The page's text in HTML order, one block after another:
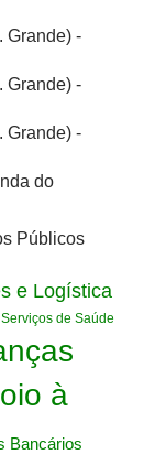
Grande) -
Grande) -
Grande) -
do
Públicos
e Logística
Serviços de Saúde
à
Bancários